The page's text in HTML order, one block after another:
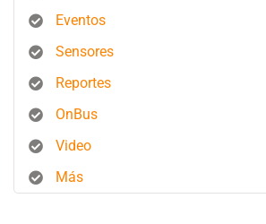
Eventos
Sensores
Reportes
OnBus
Video
Más